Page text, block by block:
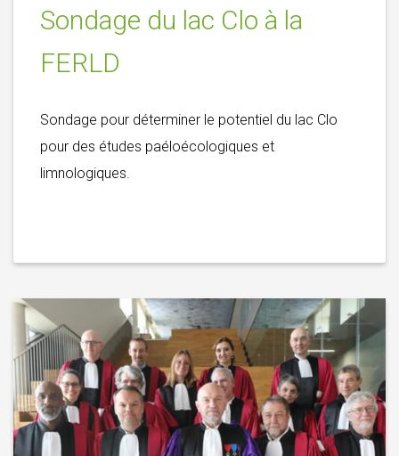
Sondage du lac Clo à la
FERLD
Sondage pour déterminer le potentiel du lac Clo
pour des études paéloécologiques et
limnologiques.